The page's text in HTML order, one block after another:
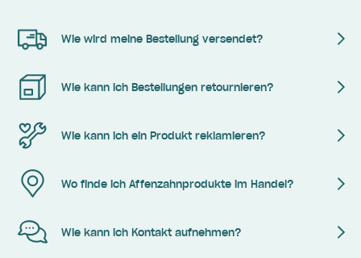
Wie wird meine Bestellung versendet?
Wie kann ich Bestellungen retournieren?
Wie kann ich ein Produkt reklamieren?
Wo finde ich Affenzahnprodukte im Handel?
Wie kann ich Kontakt aufnehmen?